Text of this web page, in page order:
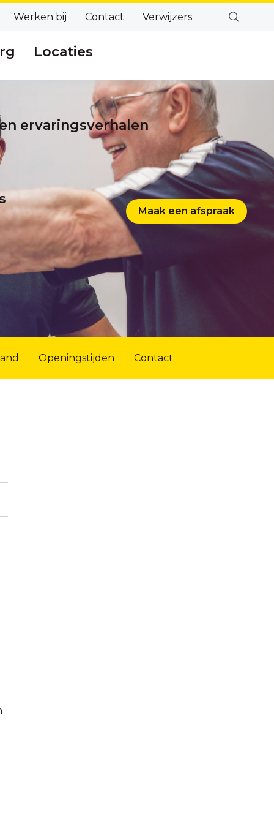
Locaties
ervaringsverhalen
Maak een afspraak
Werken bij Contact Verwijzers
Openingstijden Contact